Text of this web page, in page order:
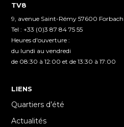
TV8
9, avenue Saint-Rémy 57600 Forbach
Tel : +33 (0)3 87 84 75 55
Heures d'ouverture :
du lundi au vendredi
de 08:30 à 12:00 et de 13:30 à 17:00
LIENS
Quartiers d’été
Actualités